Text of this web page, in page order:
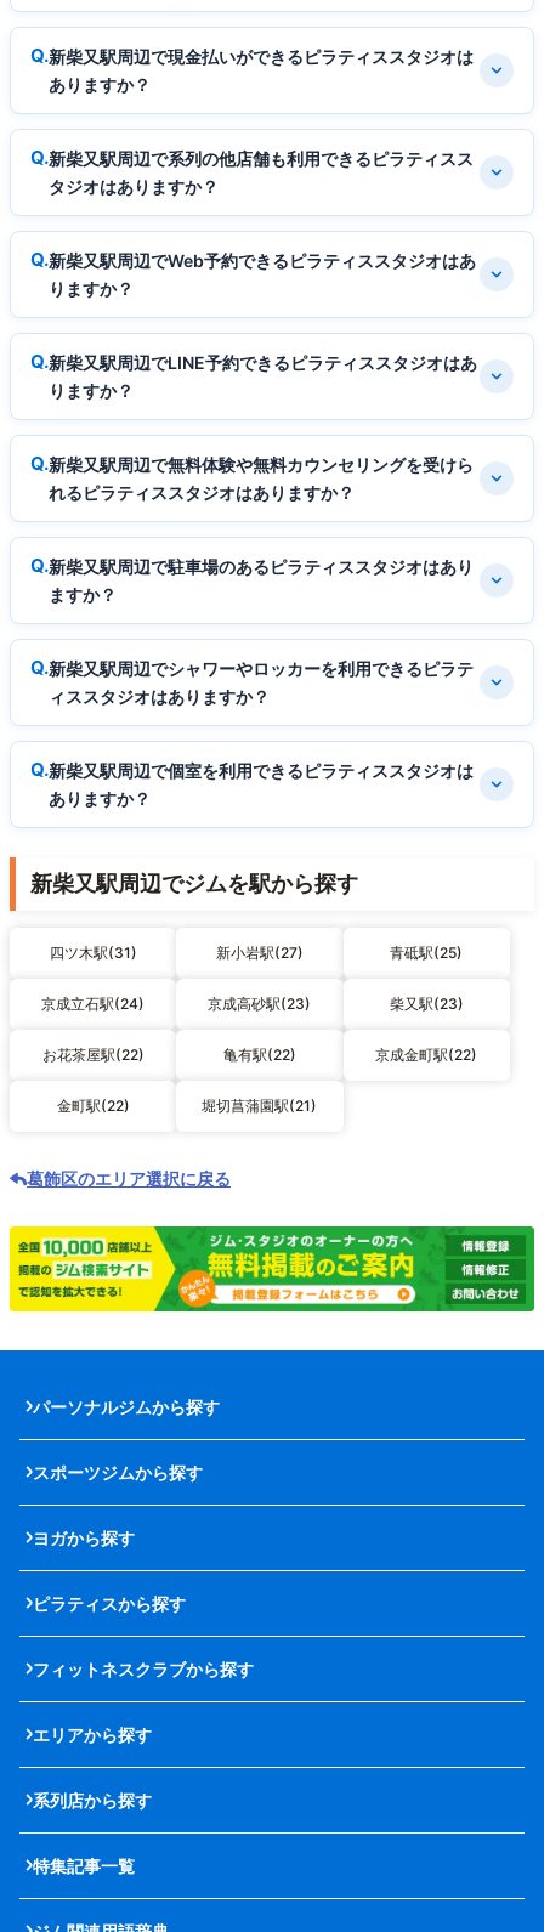
新柴又駅周辺で現金払いができるピラティススタジオは
ありますか？
新柴又駅周辺で系列の他店舗も利用できるピラティスス
タジオはありますか？
新柴又駅周辺でWeb予約できるピラティススタジオはあ
りますか？
新柴又駅周辺でLINE予約できるピラティススタジオはあ
りますか？
新柴又駅周辺で無料体験や無料カウンセリングを受けら
れるピラティススタジオはありますか？
新柴又駅周辺で駐車場のあるピラティススタジオはあり
ますか？
新柴又駅周辺でシャワーやロッカーを利用できるピラテ
ィススタジオはありますか？
新柴又駅周辺で個室を利用できるピラティススタジオは
ありますか？
新柴又駅周辺でジムを駅から探す
四ツ木駅(31) 新小岩駅(27) 青砥駅(25)
京成立石駅(24) 京成高砂駅(23) 柴又駅(23)
お花茶屋駅(22) 亀有駅(22) 京成金町駅(22)
金町駅(22) 堀切菖蒲園駅(21)
葛飾区のエリア選択に戻る
パーソナルジムから探す
スポーツジムから探す
ヨガから探す
ピラティスから探す
フィットネスクラブから探す
エリアから探す
系列店から探す
特集記事一覧